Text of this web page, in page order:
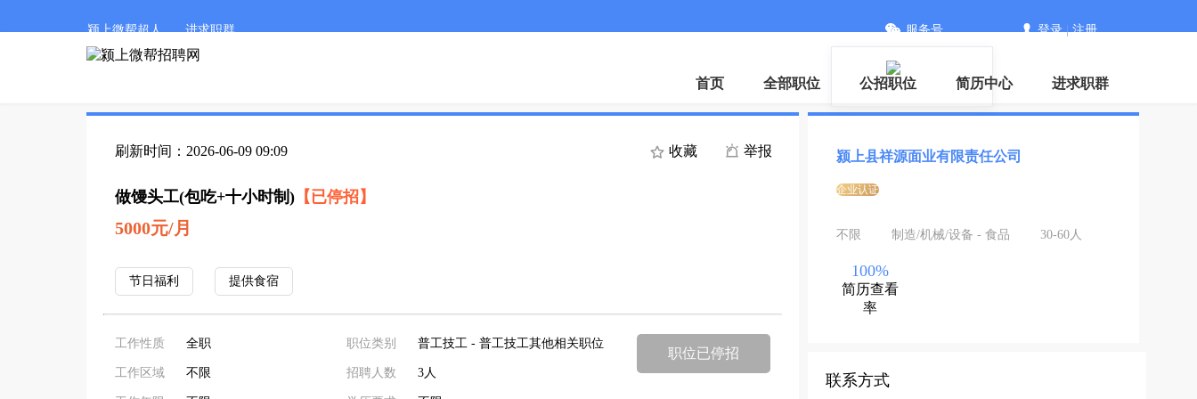
颍上微帮超人 进求职群 服务号 登录|注册
首页 全部职位 公招职位 简历中心 进求职群
刷新时间：2026-06-09 09:09 收藏 举报
做馒头工(包吃+十小时制) 【已停招】
5000元/月
节日福利 提供食宿
工作性质 全职
工作区域 不限
职位类别 普工技工 - 普工技工其他相关职位
招聘人数 3人
职位已停招
颍上县祥源面业有限责任公司
企业认证
不限 制造/机械/设备 - 食品 30-60人
100%
简历查看
率
联系方式